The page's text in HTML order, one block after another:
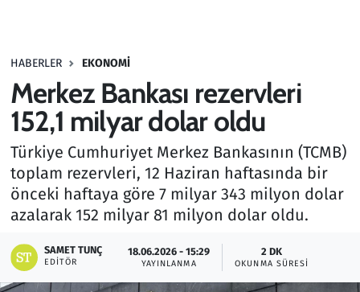
HABERLER EKONOMI
Merkez Bankası rezervleri
152,1 milyar dolar oldu
Türkiye Cumhuriyet Merkez Bankasının (TCMB)
toplam rezervleri, 12 Haziran haftasında bir
önceki haftaya göre 7 milyar 343 milyon dolar
azalarak 152 milyar 81 milyon dolar oldu.
SAMET TUNÇ
EDITÖR
18.06.2026 - 15:29
YAYINLANMA
2 DK
OKUNMA SÜRESI
Haber
Kültür Sanat
Kurumsal Haberler
Lezzet Durağı